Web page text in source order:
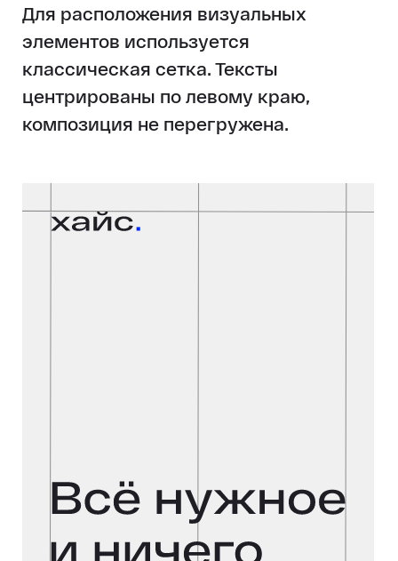
Для расположения визуальных
элементов используется
классическая сетка. Тексты
центрированы по левому краю,
композиция не перегружена.